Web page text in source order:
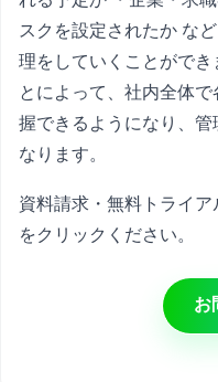
スクを設定されたか な
理をしていくことができ
とによって、社内全体
握できるようになり、
なります。
資料請求・無料トライ
をクリックください。
お